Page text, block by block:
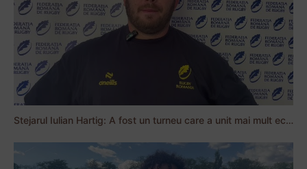
Stejarul Iulian Hartig: A fost un turneu care a unit mai mult echipa